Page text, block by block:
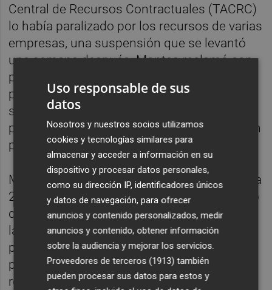
Central de Recursos Contractuales (TACRC)
lo había paralizado por los recursos de varias
empresas, una suspensión que se levantó
una semana después. Montes reclamó con
posterioridad al Gobierno central un
programa "que sea económicamente
sostenible, y en el que los empresarios
puedan participar en el mismo sin incurrir en
pérdidas".
Merino ha apuntado que el presupuesto para
2024 está en elaboración pero ha subrayado
que el turismo es "un pilar importatísimo de
la Comunitat Valenciana y para el Consell",
por lo que tendrá en cuenta esta
problemática del Imserso si bien ha
rechazado "dar detalles de las cuantías
Uso responsable de sus
datos
Nosotros y nuestros socios utilizamos
cookies y tecnologías similares para
almacenar y acceder a información en su
dispositivo y procesar datos personales,
como su dirección IP, identificadores únicos
y datos de navegación, para ofrecer
anuncios y contenido personalizados, medir
anuncios y contenido, obtener información
sobre la audiencia y mejorar los servicios.
Proveedores de terceros (1913) también
pueden procesar sus datos para estos y